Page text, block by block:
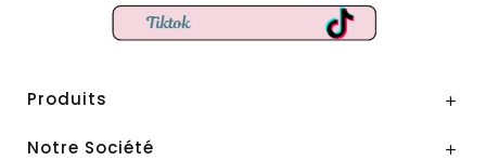
Produits 
Notre Société 